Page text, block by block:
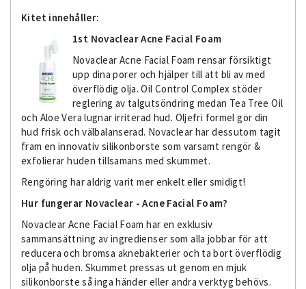
Kitet innehåller:
1st Novaclear Acne Facial Foam
Novaclear Acne Facial Foam rensar försiktigt
upp dina porer och hjälper till att bli av med
överflödig olja. Oil Control Complex stöder
reglering av talgutsöndring medan Tea Tree Oil
och Aloe Vera lugnar irriterad hud. Oljefri formel gör din
hud frisk och välbalanserad. Novaclear har dessutom tagit
fram en innovativ silikonborste som varsamt rengör &
exfolierar huden tillsamans med skummet.
Rengöring har aldrig varit mer enkelt eller smidigt!
Hur fungerar Novaclear - Acne Facial Foam?
Novaclear Acne Facial Foam har en exklusiv
sammansättning av ingredienser som alla jobbar för att
reducera och bromsa aknebakterier och ta bort överflödig
olja på huden. Skummet pressas ut genom en mjuk
silikonborste så inga händer eller andra verktyg behövs.